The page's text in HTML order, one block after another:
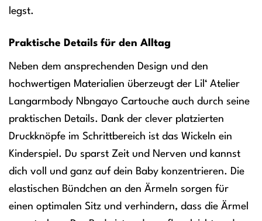
legst.
Praktische Details für den Alltag
Neben dem ansprechenden Design und den
hochwertigen Materialien überzeugt der Lil‘ Atelier
Langarmbody Nbngayo Cartouche auch durch seine
praktischen Details. Dank der clever platzierten
Druckknöpfe im Schrittbereich ist das Wickeln ein
Kinderspiel. Du sparst Zeit und Nerven und kannst
dich voll und ganz auf dein Baby konzentrieren. Die
elastischen Bündchen an den Ärmeln sorgen für
einen optimalen Sitz und verhindern, dass die Ärmel